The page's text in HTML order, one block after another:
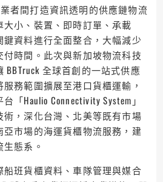
者間打造資訊透明的供應鏈物流
小、裝置、即時訂單、承載
資料進行全面整合，大幅減少
時間。此次與新加坡物流科技
BBTruck 全球首創的一站式供應
務範圍擴展至港口貨櫃運輸，
「Haulio Connectivity System」
，深化台灣、北美等既有市場
市場的海運貨櫃物流服務，建
態系。
船班貨櫃資料、車隊管理與媒合